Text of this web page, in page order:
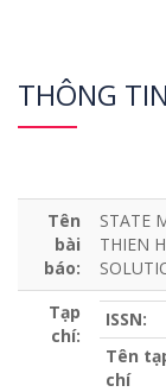
THÔNG
Tên
bài
báo:
STATE
THIEN
Tạp
chí:
ISSN:
Tên
chí